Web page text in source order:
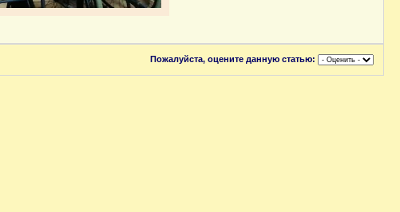
Пожалуйста, оцените данную статью: